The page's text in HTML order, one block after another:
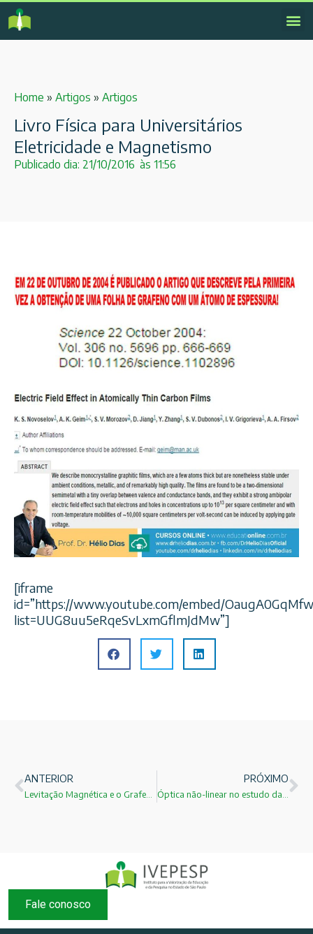
Home » Artigos » Artigos
Livro Física para Universitários
Eletricidade e Magnetismo
Publicado dia: 21/10/2016 às 11:56
[iframe
id=”https://www.youtube.com/embed/
list=UUG8uu5eRqeSvLxmGflmJdMw”]
ANTERIOR PRÓXIMO
Fale conosco